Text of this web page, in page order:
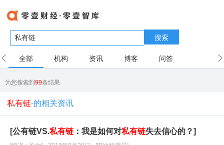
搜索
全部 机构 资讯 博客 问答
为您搜索到99条结果
私有链-的相关资讯
[公有链VS.私有链 ：我是如何对私有链失去信心的？]